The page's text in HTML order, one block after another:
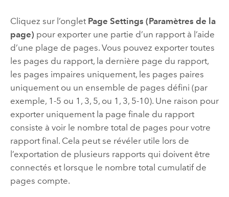
Cliquez sur l’onglet Page Settings (Paramètres de la
page) pour exporter une partie d’un rapport à l’aide
d’une plage de pages. Vous pouvez exporter toutes
les pages du rapport, la dernière page du rapport,
les pages impaires uniquement, les pages paires
uniquement ou un ensemble de pages défini (par
exemple, 1-5 ou 1, 3, 5, ou 1, 3, 5-10). Une raison pour
exporter uniquement la page finale du rapport
consiste à voir le nombre total de pages pour votre
rapport final. Cela peut se révéler utile lors de
l’exportation de plusieurs rapports qui doivent être
connectés et lorsque le nombre total cumulatif de
pages compte.